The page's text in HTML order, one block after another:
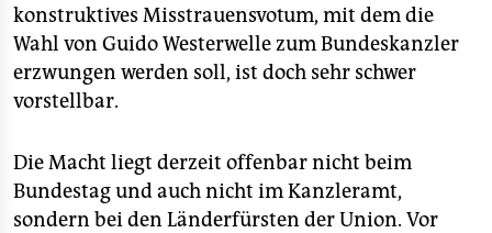
konstruktives Misstrauensvotum, mit dem die
Wahl von Guido Westerwelle zum Bundeskanzler
erzwungen werden soll, ist doch sehr schwer
vorstellbar.
Die Macht liegt derzeit offenbar nicht beim
Bundestag und auch nicht im Kanzleramt,
sondern bei den Länderfürsten der Union. Vor